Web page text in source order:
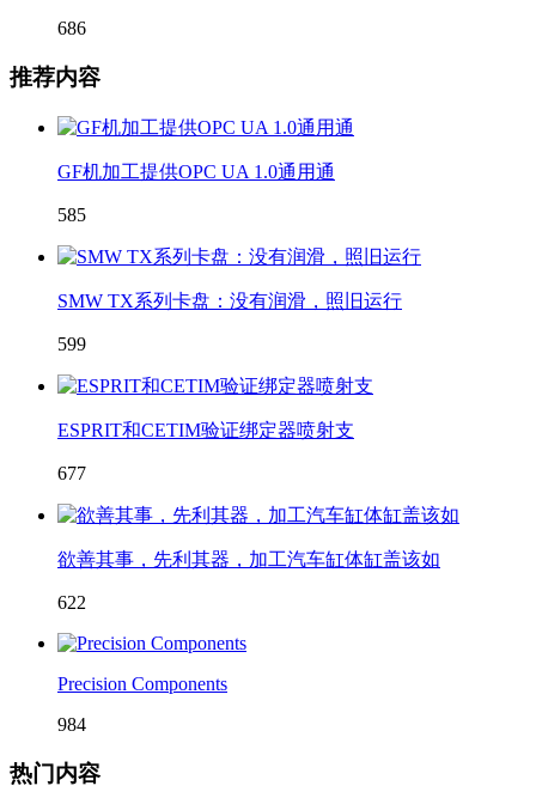
686
推荐内容
GF机加工提供OPC UA 1.0通用通
585
SMW TX系列卡盘：没有润滑，照旧运行
599
ESPRIT和CETIM验证绑定器喷射支
677
欲善其事，先利其器，加工汽车缸体缸盖该如
622
Precision Components
984
热门内容